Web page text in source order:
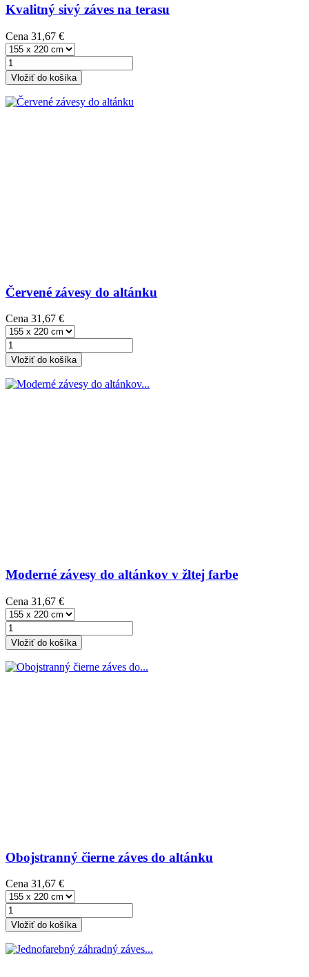
Kvalitný sivý záves na terasu
Cena 31,67 €
Vložiť do košíka
Červené závesy do altánku
Cena 31,67 €
Vložiť do košíka
Moderné závesy do altánkov v žltej farbe
Cena 31,67 €
Vložiť do košíka
Obojstranný čierne záves do altánku
Cena 31,67 €
Vložiť do košíka